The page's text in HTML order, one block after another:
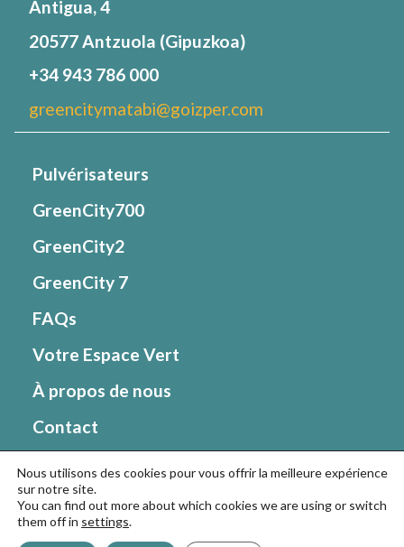
Antigua, 4
20577 Antzuola (Gipuzkoa)
+34 943 786 000
greencitymatabi@goizper.com
Pulvérisateurs
GreenCity700
GreenCity2
GreenCity 7
FAQs
Votre Espace Vert
À propos de nous
Contact
Aller sur le site Matabi
Nous utilisons des cookies pour vous offrir la meilleure expérience
sur notre site.
You can find out more about which cookies we are using or switch
them off in settings.